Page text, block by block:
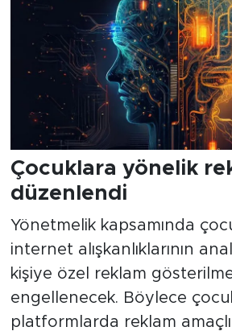
Çocuklara yönelik
düzenlendi
Yönetmelik kapsamında
internet alışkanlıklarının
kişiye özel reklam
engellenecek. Böylece
platformlarda reklam amaçlı